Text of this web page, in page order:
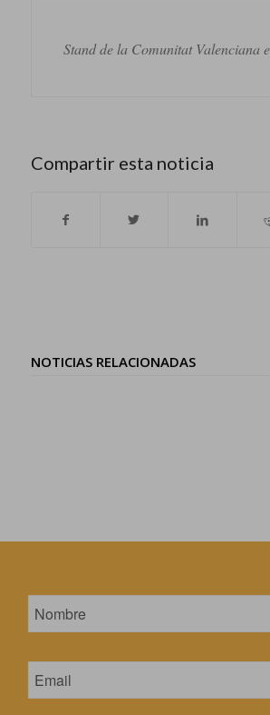
Stand de la Comunitat Valenciana
Compartir esta noticia
NOTICIAS RELACIONADAS